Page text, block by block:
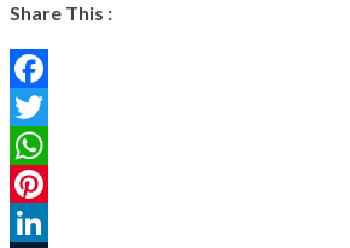
Share This :
Facebook
Twitter
WhatsApp
Pinterest